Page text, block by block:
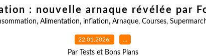
: nouvelle arnaque révélée par
, Alimentation, inflation, Arnaque, Courses,
22.01.2026 …
Par Tests et Bons Plans